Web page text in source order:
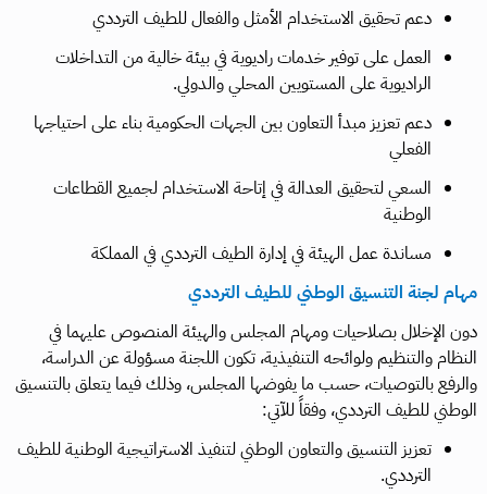
دعم تحقيق الاستخدام الأمثل والفعال للطيف الترددي
العمل على توفير خدمات راديوية في بيئة خالية من التداخلات
الراديوية على المستويين المحلي والدولي.
دعم تعزيز مبدأ التعاون بين الجهات الحكومية بناء على احتياجها
الفعلي
السعي لتحقيق العدالة في إتاحة الاستخدام لجميع القطاعات
الوطنية
مساندة عمل الهيئة في إدارة الطيف الترددي في المملكة
مهام لجنة التنسيق الوطني للطيف الترددي
دون الإخلال بصلاحيات ومهام المجلس والهيئة المنصوص عليهما في
النظام والتنظيم ولوائحه التنفيذية، تكون اللجنة مسؤولة عن الدراسة،
والرفع بالتوصيات، حسب ما يفوضها المجلس، وذلك فيما يتعلق بالتنسيق
الوطني للطيف الترددي، وفقاً للآتي:
تعزيز التنسيق والتعاون الوطني لتنفيذ الاستراتيجية الوطنية للطيف
الترددي.